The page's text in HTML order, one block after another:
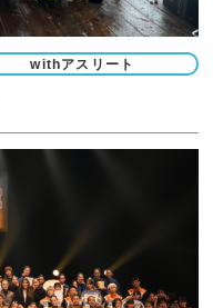
withアスリート